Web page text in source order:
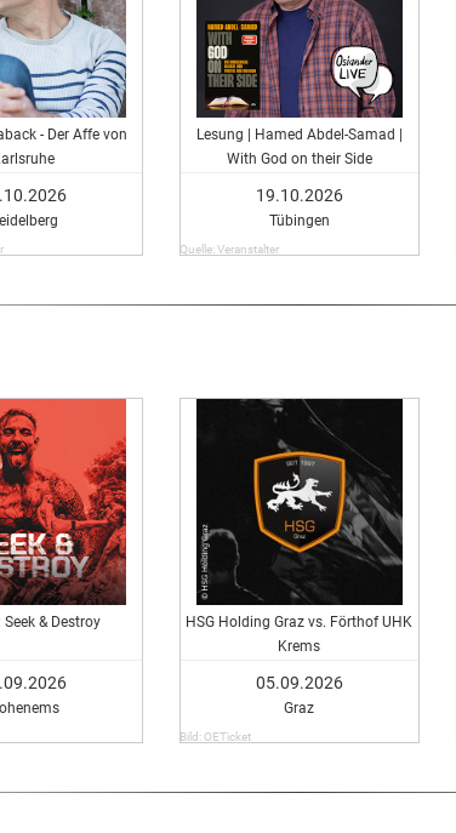
- Der Affe von
Lesung | Hamed Abdel-Samad |
With God on their Side
19.10.2026
Tübingen
Quelle: Veranstalter
Seek & Destroy
HSG Holding Graz vs. Förthof UHK
Krems
05.09.2026
Graz
Bild: OETicket